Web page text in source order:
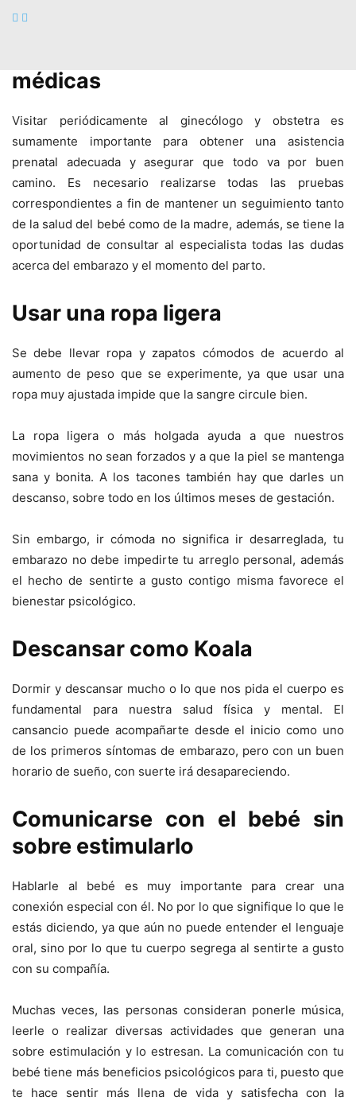
médicas
Visitar periódicamente al ginecólogo y obstetra es
sumamente importante para obtener una asistencia
prenatal adecuada y asegurar que todo va por buen
camino. Es necesario realizarse todas las pruebas
correspondientes a fin de mantener un seguimiento tanto
de la salud del bebé como de la madre, además, se tiene la
oportunidad de consultar al especialista todas las dudas
acerca del embarazo y el momento del parto.
Usar una ropa ligera
Se debe llevar ropa y zapatos cómodos de acuerdo al
aumento de peso que se experimente, ya que usar una
ropa muy ajustada impide que la sangre circule bien.
La ropa ligera o más holgada ayuda a que nuestros
movimientos no sean forzados y a que la piel se mantenga
sana y bonita. A los tacones también hay que darles un
descanso, sobre todo en los últimos meses de gestación.
Sin embargo, ir cómoda no significa ir desarreglada, tu
embarazo no debe impedirte tu arreglo personal, además
el hecho de sentirte a gusto contigo misma favorece el
bienestar psicológico.
Descansar como Koala
Dormir y descansar mucho o lo que nos pida el cuerpo es
fundamental para nuestra salud física y mental. El
cansancio puede acompañarte desde el inicio como uno
de los primeros síntomas de embarazo, pero con un buen
horario de sueño, con suerte irá desapareciendo.
Comunicarse con el bebé sin
sobre estimularlo
Hablarle al bebé es muy importante para crear una
conexión especial con él. No por lo que signifique lo que le
estás diciendo, ya que aún no puede entender el lenguaje
oral, sino por lo que tu cuerpo segrega al sentirte a gusto
con su compañía.
Muchas veces, las personas consideran ponerle música,
leerle o realizar diversas actividades que generan una
sobre estimulación y lo estresan. La comunicación con tu
bebé tiene más beneficios psicológicos para ti, puesto que
te hace sentir más llena de vida y satisfecha con la